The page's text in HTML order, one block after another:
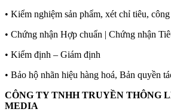
• Kiểm nghiệm sản phẩm, xét chỉ tiêu,
• Chứng nhận Hợp chuẩn | Chứng nhận
• Kiểm định – Giám định
• Bảo hộ nhãn hiệu hàng hoá, Bản quyền
CÔNG TY TNHH TRUYỀN THÔNG
MEDIA